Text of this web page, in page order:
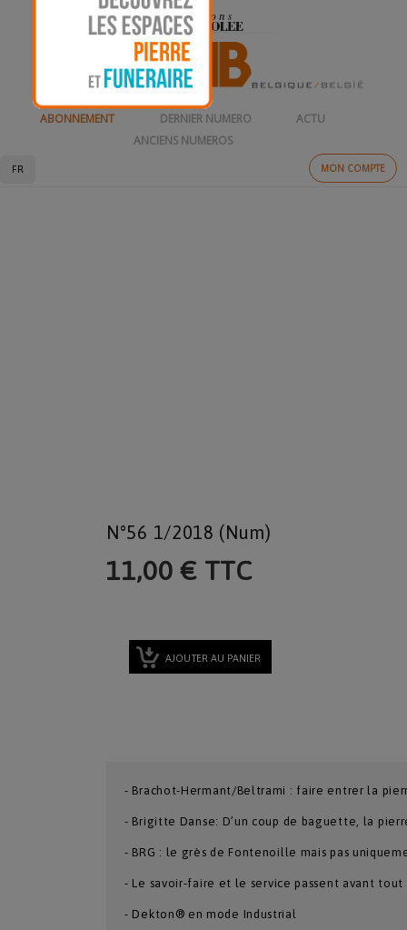
MON COMPTE
FR
ABONNEMENT DERNIER NUMERO
ACTU
ANCIENS NUMEROS
N°56 1/2018 (num)
11,00 € TTC
AJOUTER AU PANIER
- Brachot-Hermant/Beltrami : faire entrer la
- Brigitte Danse: D’un coup de baguette, la
- BRG : le grès de Fontenoille mais pas
- Le savoir-faire et le service passent avant tout
- Dekton® en mode Industrial